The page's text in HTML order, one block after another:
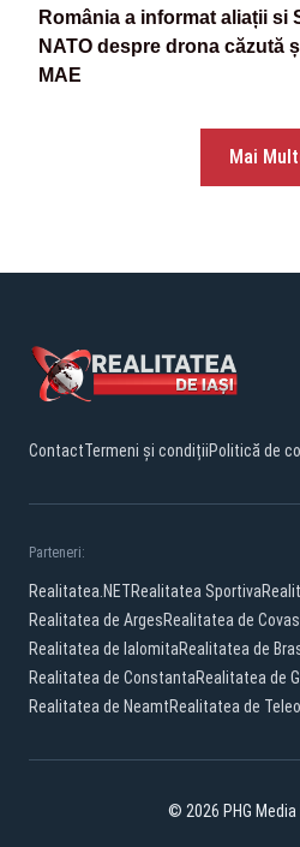
România a informat aliații si
NATO despre drona căzută
MAE
Mai
ContactTermeni și condițiiPolitică de
Parteneri:
Realitatea.NETRealitatea Sportiva
Realitatea de ArgesRealitatea de
Realitatea de IalomitaRealitatea de
Realitatea de ConstantaRealitatea de
Realitatea de NeamtRealitatea de
© 2026 PHG Media